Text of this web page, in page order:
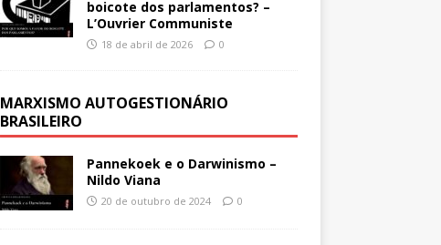
boicote dos parlamentos? –
L’Ouvrier Communiste
18 de abril de 2026 0
MARXISMO AUTOGESTIONÁRIO
BRASILEIRO
Pannekoek e o Darwinismo –
Nildo Viana
20 de outubro de 2024 0